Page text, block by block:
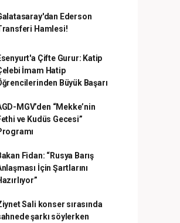
Ederson
Hamlesi!
Çifte Gurur: Katip
İmam Hatip
Büyük Başarı
MGV’den “Mekke’nin
ve Kudüs Gecesi”
Fidan: “Rusya Barış
İçin Şartlarını
Sali konser sırasında
şarkı söylerken